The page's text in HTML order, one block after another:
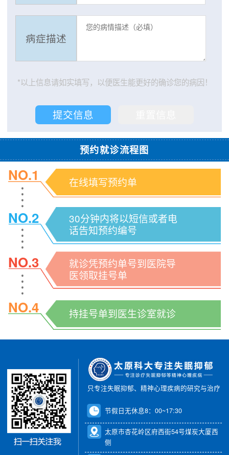
病症描述
*以上信息请如实填写，以便医生能更好的确诊您的病因！
预约就诊流程图
NO.1 在线填写预约单
NO.2
30分钟内将以短信或者电
话告知预约编号
NO.3
就诊凭预约单号到医院导
医领取挂号单
NO.4 持挂号单到医生诊室就诊
只专注失眠抑郁、精神心理疾病的研究与治疗
节假日无休息8：00~17:30
太原市杏花岭区府西街54号煤炭大厦西
侧